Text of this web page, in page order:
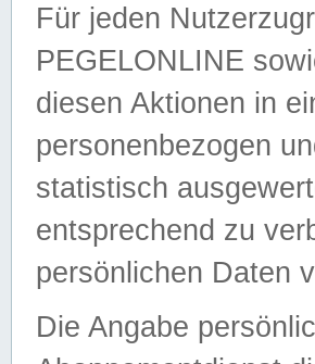
Für jeden
PEGELONLINE
diesen Aktionen in
personenbezogen
statistisch
entsprechend zu
persönlichen Daten
Die Angabe